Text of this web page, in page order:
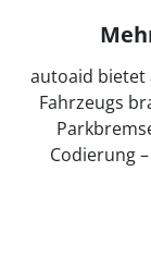
autoaid bietet
Fahrzeugs
Codierung